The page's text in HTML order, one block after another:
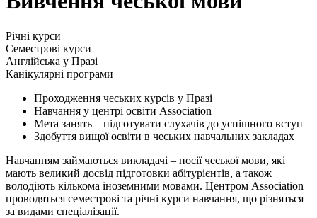
Річні курси
Семестрові курси
Англійська у Празі
Канікулярні програми
Проходження чеських курсів у Празі
Навчання у центрі освіти Association
Мета занять – підготувати слухачів до успішного вступ
Здобуття вищої освіти в чеських навчальних закладах
Навчанням займаються викладачі – носії чеської мови, які
мають великий досвід підготовки абітурієнтів, а також
володіють кількома іноземними мовами. Центром Association
проводяться семестрові та річні курси навчання, що різняться
за видами спеціалізації.